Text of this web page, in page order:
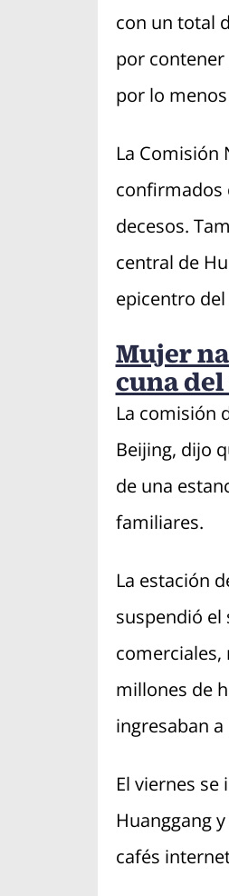
con un total
por
por lo
La Comisión
confirmados
decesos.
central de
epicentro
Mujer
cuna
La comisión
Beijing, dijo
de una
familiares.
La estación
suspendió el
comerciales,
millones de
ingresaban
El viernes
Huanggang
cafés